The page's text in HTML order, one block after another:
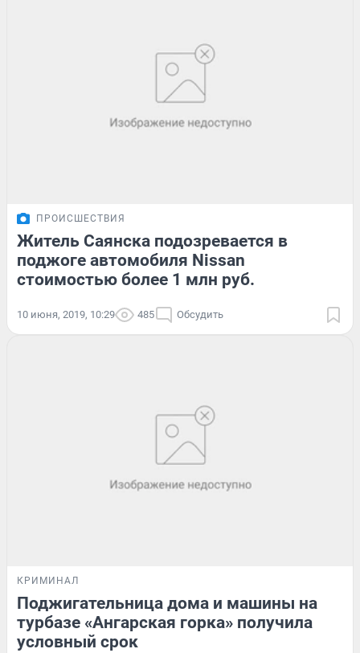
ПРОИСШЕСТВИЯ
Житель Саянска подозревается в
поджоге автомобиля Nissan
стоимостью более 1 млн руб.
10 июня, 2019, 10:29 485 Обсудить
КРИМИНАЛ
Поджигательница дома и машины на
турбазе «Ангарская горка» получила
условный срок